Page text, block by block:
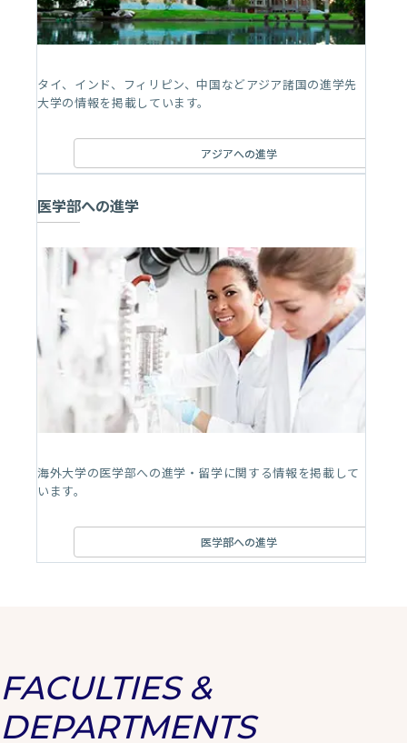
タイ、インド、フィリピン、中国などアジア諸国の進学先
大学の情報を掲載しています。
アジアへの進学
医学部への進学
海外大学の医学部への進学・留学に関する情報を掲載して
います。
医学部への進学
FACULTIES &
DEPARTMENTS